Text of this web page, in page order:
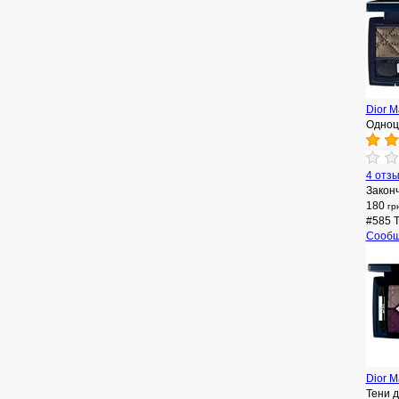
Dior
4
180
#585
Dior
Тени